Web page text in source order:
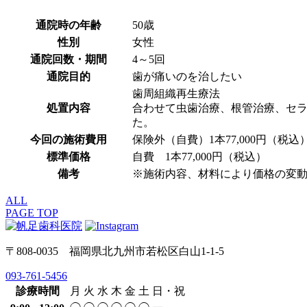
通院時の年齢
50歳
性別
女性
通院回数・期間
4～5回
通院目的
歯が痛いのを治したい
処置内容
歯周組織再生療法
合わせて虫歯治療、根管治療、セ
た。
今回の施術費用
保険外（自費）1本77,000円（税込）
標準価格
自費 1本77,000円（税込）
備考
※施術内容、材料により価格の変
ALL
PAGE TOP
〒808-0035 福岡県北九州市若松区白山1-1-5
093-761-5456
診療時間
月 火 水 木 金 土 日・祝